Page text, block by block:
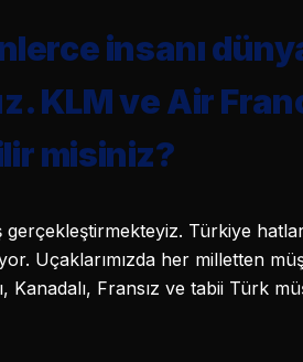
insanı
KLM ve Air
misiniz?
Türkiye
Uçaklarımızda her milletten
Kanadalı, Fransız ve tabii Türk